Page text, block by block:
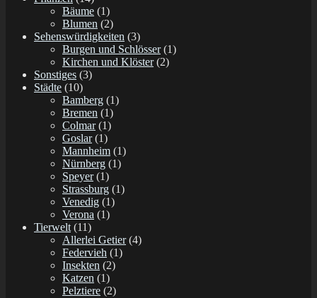
Bäume (1)
Blumen (2)
Sehenswürdigkeiten (3)
Burgen und Schlösser(1)
Kirchen und Klöster(2)
Sonstiges (3)
Städte (10)
Bamberg (1)
Bremen (1)
Colmar(1)
Goslar(1)
Mannheim (1)
Nürnberg (1)
Speyer(1)
Strassburg (1)
Venedig (1)
Verona (1)
Tierwelt(11)
Allerlei Getier(4)
Federvieh (1)
Insekten (2)
Katzen (1)
Pelztiere (2)